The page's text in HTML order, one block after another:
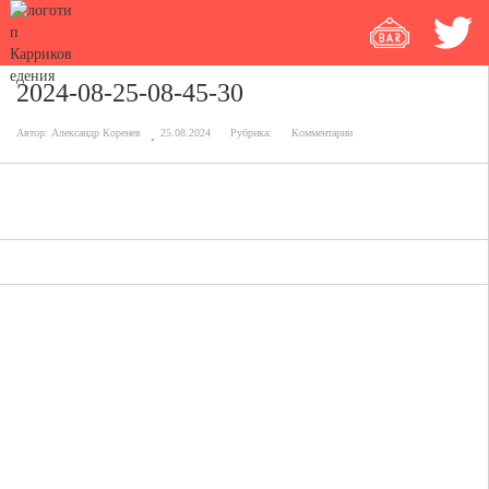
2024-08-25-08-45-30
Автор: Александр Коренев 25.08.2024 Рубрика: Комментарии